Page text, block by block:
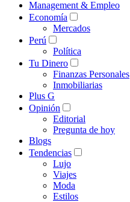
Management & Empleo
Economía
Mercados
Perú
Política
Tu Dinero
Finanzas Personales
Inmobiliarias
Plus G
Opinión
Editorial
Pregunta de hoy
Blogs
Tendencias
Lujo
Viajes
Moda
Estilos